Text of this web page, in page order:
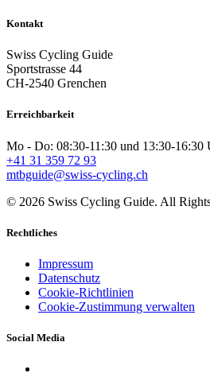
Kontakt
Swiss Cycling Guide
Sportstrasse 44
CH-2540 Grenchen
Erreichbarkeit
Mo - Do: 08:30-11:30 und 13:30-16:30
+41 31 359 72 93
mtbguide@swiss-cycling.ch
© 2026 Swiss Cycling Guide. All
Rechtliches
Impressum
Datenschutz
Cookie-Richtlinien
Cookie-Zustimmung verwalten
Social Media